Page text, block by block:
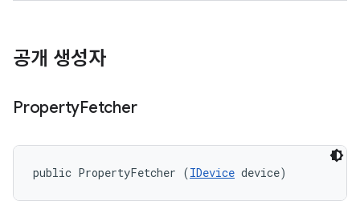
공개 생성자
PropertyFetcher
public PropertyFetcher (IDevice device)